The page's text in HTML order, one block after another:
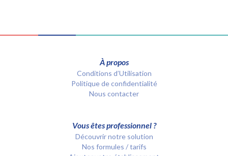
À propos
Conditions d’Utilisation
Politique de confidentialité
Nous contacter
Vous êtes professionnel ?
Découvrir notre solution
Nos formules / tarifs